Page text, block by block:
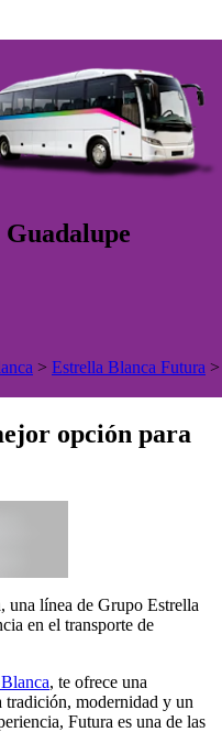
Guadalupe
> Estrella Blanca Futura >
opción para
una línea de Grupo Estrella
en el transporte de
, te ofrece una
tradición, modernidad y un
Futura es una de las